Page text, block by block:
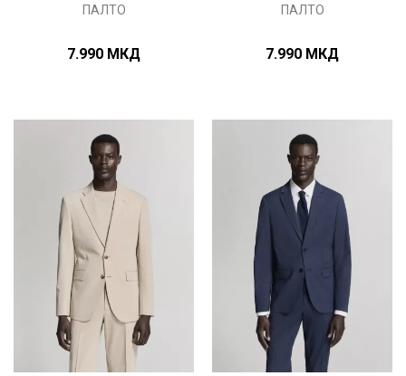
ПАЛТО
7.990 МКД
ПАЛТО
7.990 МКД